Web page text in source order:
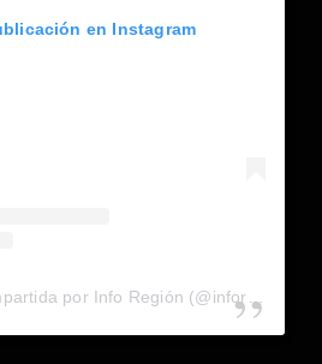
en Instagram
Una publicación compartida por Info Región (@inforegion_redes)